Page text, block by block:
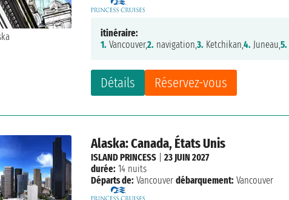
Détails Réservez-vous
itinéraire:
1. Vancouver,2. navigation,3. Ketchikan,4. Juneau,5.
Alaska: Canada, États Unis
ISLAND PRINCESS |23 JUIN 2027
durée: 14 nuits
Départs de: Vancouver débarquement: Vancouver